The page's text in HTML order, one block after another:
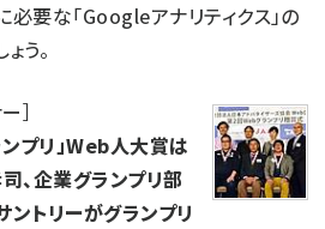
要な「Googleアナリティクス」の
う。
］
プリ」Web人大賞は
、企業グランプリ部
トリーがグランプリ